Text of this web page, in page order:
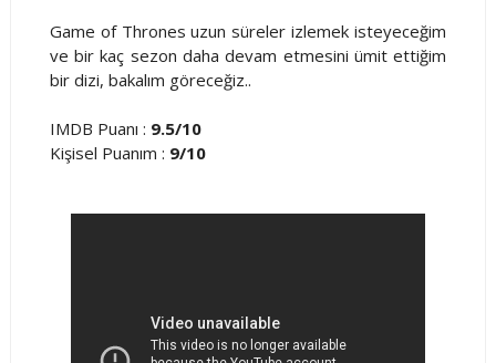
Game of Thrones uzun süreler izlemek isteyeceğim
ve bir kaç sezon daha devam etmesini ümit ettiğim
bir dizi, bakalım göreceğiz..
IMDB Puanı : 9.5/10
Kişisel Puanım : 9/10